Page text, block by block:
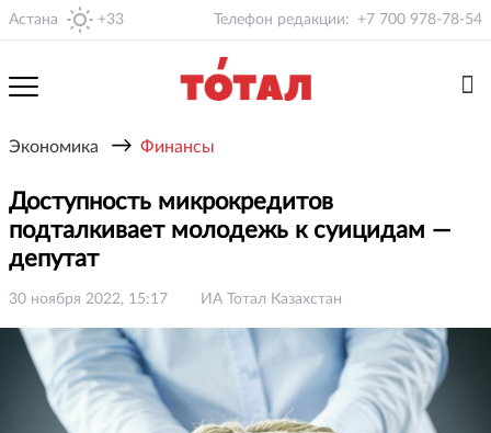
Астана +33 Телефон редакции: +7 700 978-78-54
Экономика → Финансы
Доступность микрокредитов
подталкивает молодежь к суицидам —
депутат
30 ноября 2022, 15:17 ИА Тотал Казахстан